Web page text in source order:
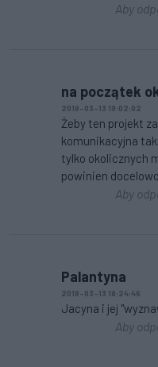
Aby
na początek
2018-03-13 19:02:02
Żeby ten projekt
komunikacyjna
tylko okolicznych
powinien
Aby
Palantyna
2018-03-13 18:24:46
Jacyna i jej
Aby